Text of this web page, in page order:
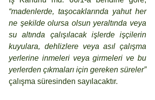
“madenlerde, taşocaklarında yahut her
ne şekilde olursa olsun yeraltında veya
su altında çalışılacak işlerde işçilerin
kuyulara, dehlizlere veya asıl çalışma
yerlerine inmeleri veya girmeleri ve bu
yerlerden çıkmaları için gereken süreler”
çalışma süresinden sayılacaktır.